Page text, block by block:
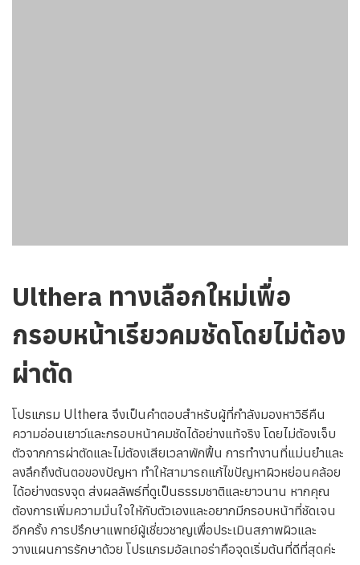
Ulthera ทางเลือกใหม่เพื่อ
กรอบหน้าเรียวคมชัดโดยไม่ต้อง
ผ่าตัด
โปรแกรม Ulthera จึงเป็นคำตอบสำหรับผู้ที่กำลังมองหาวิธีคืน
ความอ่อนเยาว์และกรอบหน้าคมชัดได้อย่างแท้จริง โดยไม่ต้องเจ็บ
ตัวจากการผ่าตัดและไม่ต้องเสียเวลาพักฟื้น การทำงานที่แม่นยำและ
ลงลึกถึงต้นตอของปัญหา ทำให้สามารถแก้ไขปัญหาผิวหย่อนคล้อย
ได้อย่างตรงจุด ส่งผลลัพธ์ที่ดูเป็นธรรมชาติและยาวนาน หากคุณ
ต้องการเพิ่มความมั่นใจให้กับตัวเองและอยากมีกรอบหน้าที่ชัดเจน
อีกครั้ง การปรึกษาแพทย์ผู้เชี่ยวชาญเพื่อประเมินสภาพผิวและ
วางแผนการรักษาด้วย โปรแกรมอัลเทอร่าคือจุดเริ่มต้นที่ดีที่สุดค่ะ